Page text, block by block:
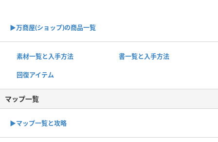
▶︎万商屋(ショップ)の商品一覧
素材一覧と入手方法 書一覧と入手方法
回復アイテム
マップ一覧
▶︎マップ一覧と攻略